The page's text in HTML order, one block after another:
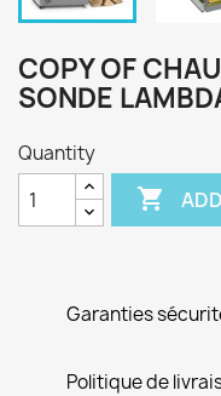
COPY OF
SONDE
Quantity

Garanties
Politique de